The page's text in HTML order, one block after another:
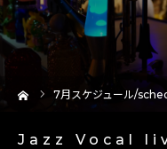
7月スケジュール/
Jazz Vocal